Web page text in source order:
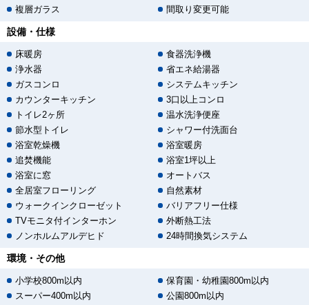
複層ガラス
間取り変更可能
設備・仕様
床暖房
食器洗浄機
浄水器
省エネ給湯器
ガスコンロ
システムキッチン
カウンターキッチン
3口以上コンロ
トイレ2ヶ所
温水洗浄便座
節水型トイレ
シャワー付洗面台
浴室乾燥機
浴室暖房
追焚機能
浴室1坪以上
浴室に窓
オートバス
全居室フローリング
自然素材
ウォークインクローゼット
バリアフリー仕様
TVモニタ付インターホン
外断熱工法
ノンホルムアルデヒド
24時間換気システム
環境・その他
小学校800m以内
保育園・幼稚園800m以内
スーパー400m以内
公園800m以内